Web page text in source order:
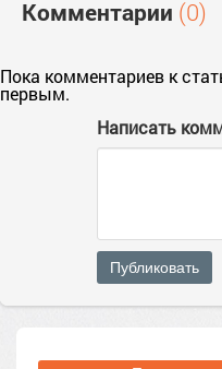
Комментарии (0)
Пока комментариев к
первым.
Написать
Публиковать